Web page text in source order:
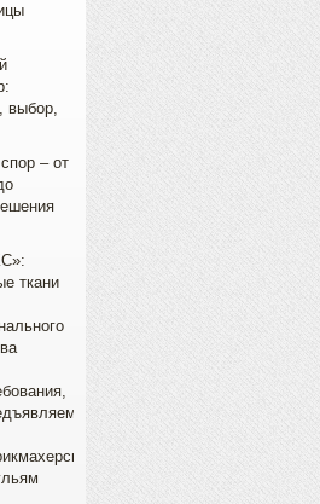
выбор,
– от
ткани